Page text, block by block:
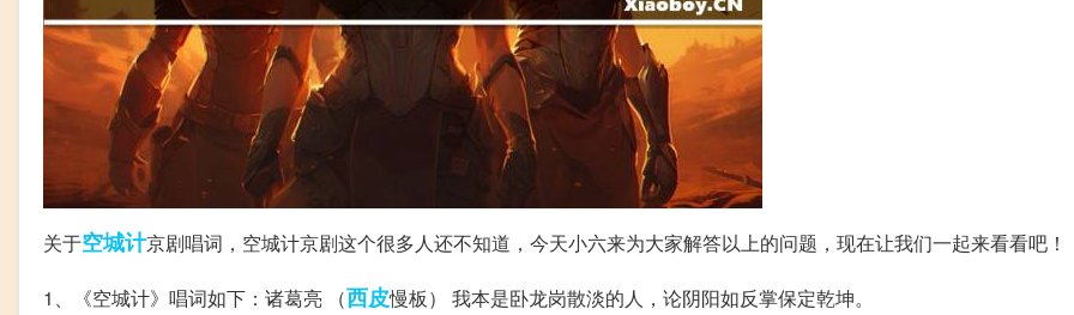
关于空城计京剧唱词，空城计京剧这个很多人还不知道，今天小六来为大家解答以上的问题，现在让我们一起来看看吧！
1、《空城计》唱词如下：诸葛亮 （西皮慢板） 我本是卧龙岗散淡的人，论阴阳如反掌保定乾坤。